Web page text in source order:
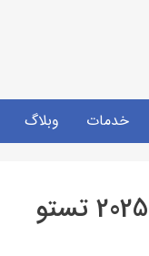
خدمات وبلاگ